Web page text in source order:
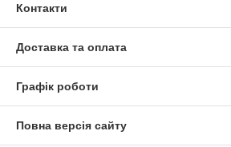
Контакти
Доставка та оплата
Графік роботи
Повна версія сайту